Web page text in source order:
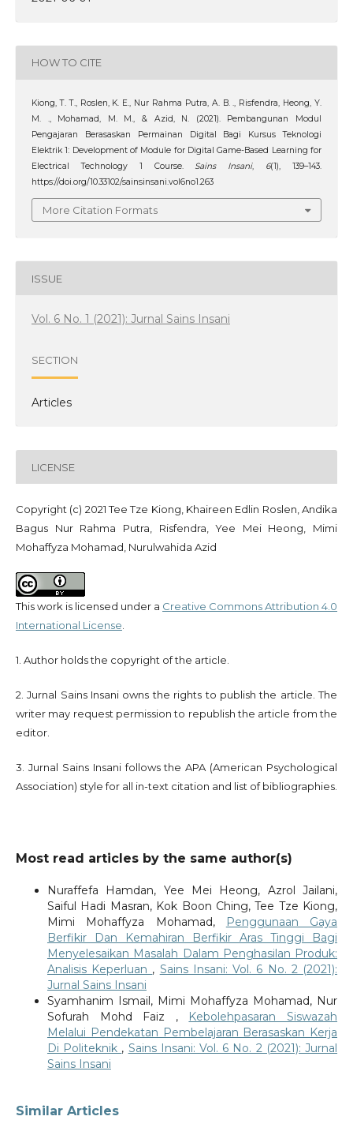
HOW TO CITE
Kiong, T. T., Roslen, K. E., Nur Rahma Putra, A. B. ., Risfendra, Heong, Y.
M. ., Mohamad, M. M., & Azid, N. (2021). Pembangunan Modul
Pengajaran Berasaskan Permainan Digital Bagi Kursus Teknologi
Elektrik 1: Development of Module for Digital Game-Based Learning for
Electrical Technology 1 Course. Sains Insani, 6(1), 139–143.
https://doi.org/10.33102/sainsinsani.vol6no1.263
More Citation Formats
ISSUE
Vol. 6 No. 1 (2021): Jurnal Sains Insani
SECTION
Articles
LICENSE
Copyright (c) 2021 Tee Tze Kiong, Khaireen Edlin Roslen, Andika
Bagus Nur Rahma Putra, Risfendra, Yee Mei Heong, Mimi
Mohaffyza Mohamad, Nurulwahida Azid
This work is licensed under a Creative Commons Attribution 4.0
International License
1. Author holds the copyright of the article.
2. Jurnal Sains Insani owns the rights to publish the article. The
writer may request permission to republish the article from the
editor.
3. Jurnal Sains Insani follows the APA (American Psychological
Association) style for all in-text citation and list of bibliographies.
Most read articles by the same author(s)
Nuraffefa Hamdan, Yee Mei Heong, Azrol Jailani,
Saiful Hadi Masran, Kok Boon Ching, Tee Tze Kiong,
Mimi Mohaffyza Mohamad,
Penggunaan Gaya
Berfikir Dan Kemahiran Berfikir Aras Tinggi Bagi
Menyelesaikan Masalah Dalam Penghasilan Produk:
Analisis Keperluan , Sains Insani: Vol. 6 No. 2 (2021):
Jurnal Sains Insani
Syamhanim Ismail, Mimi Mohaffyza Mohamad, Nur
Sofurah Mohd Faiz , Kebolehpasaran Siswazah
Melalui Pendekatan Pembelajaran Berasaskan Kerja
Di Politeknik , Sains Insani: Vol. 6 No. 2 (2021): Jurnal
Sains Insani
Similar Articles